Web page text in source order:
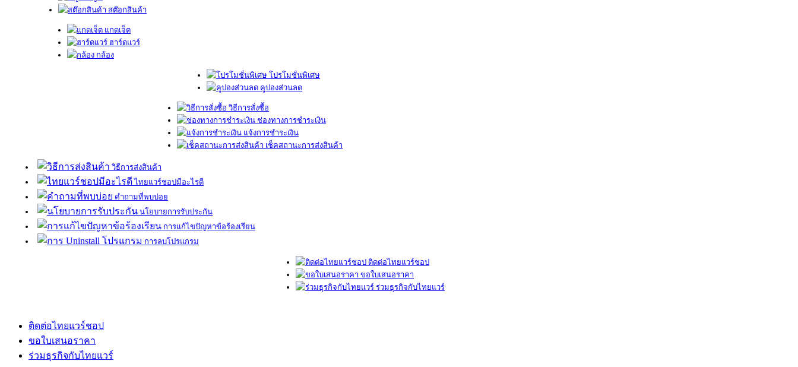
สต๊อกสินค้า
แกดเจ็ต
ฮาร์ดแวร์
กล้อง
โปรโมชั่นพิเศษ
คูปองส่วนลด
วิธีการสั่งซื้อ
ช่องทางการชำระเงิน
แจ้งการชำระเงิน
เช็คสถานะการส่งสินค้า
วิธีการส่งสินค้า
ไทยแวร์ชอปมีอะไรดี
คำถามที่พบบ่อย
นโยบายการรับประกัน
การแก้ไขปัญหาข้อร้องเรียน
การลบโปรแกรม
ติดต่อไทยแวร์ชอป
ขอใบเสนอราคา
ร่วมธุรกิจกับไทยแวร์
ติดต่อไทยแวร์ชอป
ขอใบเสนอราคา
ร่วมธุรกิจกับไทยแวร์